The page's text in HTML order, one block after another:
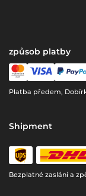
způsob platby
Platba předem,
Shipment
Bezplatné zaslání a